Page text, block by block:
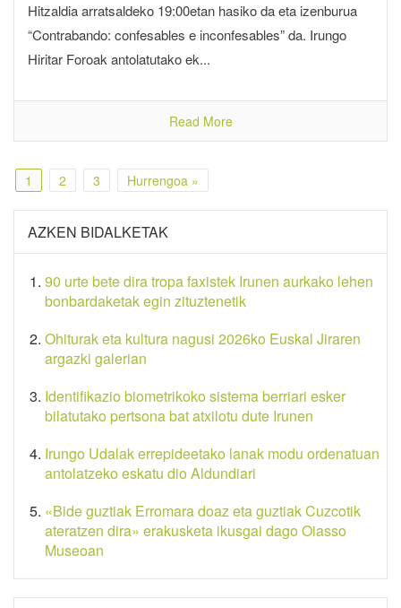
Hitzaldia arratsaldeko 19:00etan hasiko da eta izenburua
“Contrabando: confesables e inconfesables” da. Irungo
Hiritar Foroak antolatutako ek...
Read More
1 2 3 Hurrengoa »
AZKEN BIDALKETAK
90 urte bete dira tropa faxistek Irunen aurkako lehen
bonbardaketak egin zituztenetik
Ohiturak eta kultura nagusi 2026ko Euskal Jiraren
argazki galerian
Identifikazio biometrikoko sistema berriari esker
bilatutako pertsona bat atxilotu dute Irunen
Irungo Udalak errepideetako lanak modu ordenatuan
antolatzeko eskatu dio Aldundiari
«Bide guztiak Erromara doaz eta guztiak Cuzcotik
ateratzen dira» erakusketa ikusgai dago Oiasso
Museoan